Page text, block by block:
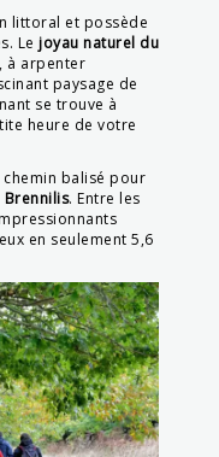
littoral et possède
Le joyau naturel du
, à arpenter
paysage de
se trouve à
heure de votre
balisé pour
Brennilis. Entre les
en seulement 5,6